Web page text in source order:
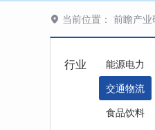
当前位置： 前瞻产
行业 能源电力
交通物流
食品饮料